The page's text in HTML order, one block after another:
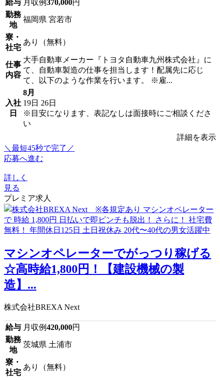
給与 月収例370,000円
勤務
地
福岡県 宮若市
寮・
社宅
あり（無料）
仕事
内容
大手自動車メーカー『トヨタ自動車九州株式会社』に
て、自動車製造の仕事を担当します！配属先に応じ
て、以下のような作業を行います。 ※雇...
入社
日
8月
19日 26日
※目安になります、表記なしは面接時にご相談くださ
い
詳細を表示
＼最短45秒で完了／
応募へ進む
詳しく
見る
プレミア求人
マシンオペレーターでがっつり稼げる
☆高時給1,800円！【建設機械の製
造】...
株式会社BREXA Next
給与 月収例420,000円
勤務
地
茨城県 土浦市
寮・
社宅
あり（無料）